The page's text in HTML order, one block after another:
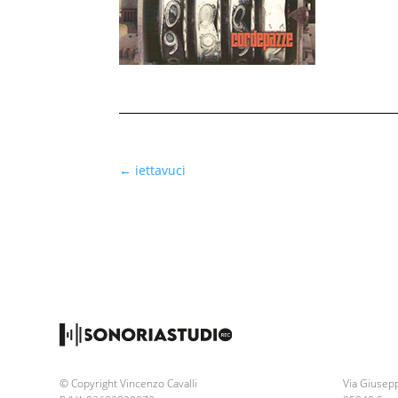
← iettavuci
© Copyright Vincenzo Cavalli
Via